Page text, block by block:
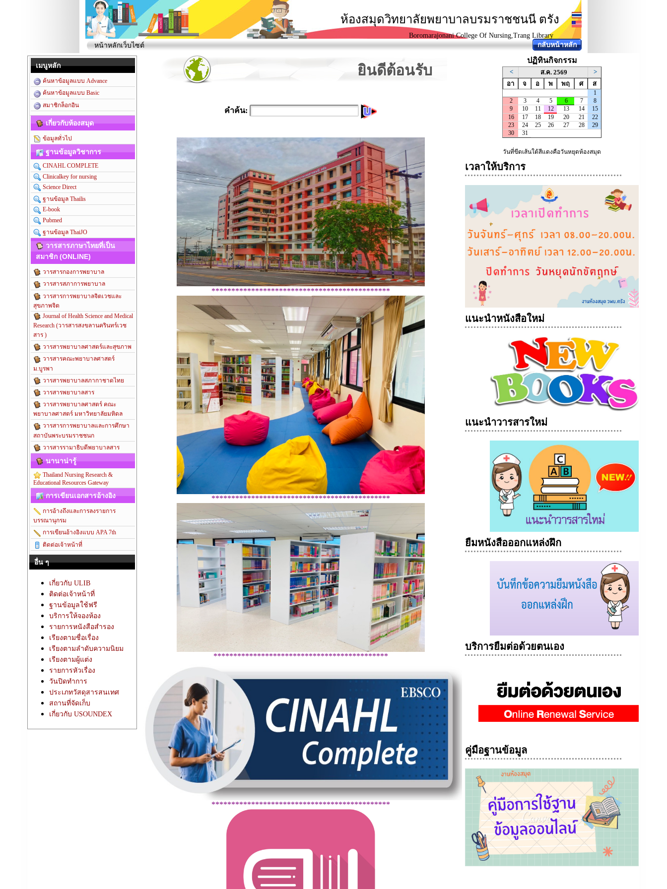
ห้องสมุดวิทยาลัยพยาบาลบรมราชชนนี ตรัง
Boromarajonani College Of Nursing,Trang Library
หน้าหลักเว็บไซต์
กลับหน้าหลัก
เมนูหลัก
ค้นหาข้อมูลแบบ Advance
ค้นหาข้อมูลแบบ Basic
สมาชิกล็อกอิน
เกี่ยวกับห้องสมุด
ข้อมูลทั่วไป
ฐานข้อมูลวิชาการ
CINAHL COMPLETE
Clinicalkey for nursing
Science Direct
ฐานข้อมูล Thailis
E-book
Pubmed
ฐานข้อมูล ThaiJO
วารสารภาษาไทยที่เป็น
สมาชิก (ONLINE)
วารสารกองการพยาบาล
วารสารสภาการพยาบาล
วารสารการพยาบาลจิตเวชและ
สุขภาพจิต
Journal of Health Science and Medical
Research (วารสารสงขลานครินทร์เวช
สาร )
วารสารพยาบาลศาสตร์และสุขภาพ
วารสารคณะพยาบาลศาสตร์
ม.บูรพา
วารสารพยาบาลสภากาชาดไทย
วารสารพยาบาลสาร
วารสารพยาบาลศาสตร์ คณะ
พยาบาลศาสตร์ มหาวิทยาลัยมหิดล
วารสารการพยาบาลและการศึกษา
สถาบันพระบรมราชชนก
วารสารรามาธิบดีพยาบาลสาร
นานาน่ารู้
Thailand Nursing Research &
Educational Resources Gateway
การเขียนเอกสารอ้างอิง
การอ้างถึงและการลงรายการ
บรรณานุกรม
การเขียนอ้างอิงแบบ APA 7th
ติดต่อเจ้าหน้าที่
อื่น ๆ
เกี่ยวกับ ULIB
ติดต่อเจ้าหน้าที่
ฐานข้อมูลใช้ฟรี
บริการให้จองห้อง
รายการหนังสือสำรอง
เรียงตามชื่อเรื่อง
เรียงตามลำดับความนิยม
เรียงตามผู้แต่ง
รายการหัวเรื่อง
วันปิดทำการ
ประเภทวัสดุสารสนเทศ
สถานที่จัดเก็บ
เกี่ยวกับ USOUNDEX
ยินดีต้อนรับ
คำค้น:
*********************************************
*********************************************
********************************************
*********************************************
ปฏิทินกิจกรรม
เวลาให้บริการ
แนะนำหนังสือใหม่
แนะนำวารสารใหม่
ยืมหนังสือออกแหล่งฝึก
บริการยืมต่อด้วยตนเอง
คู่มือฐานข้อมูล